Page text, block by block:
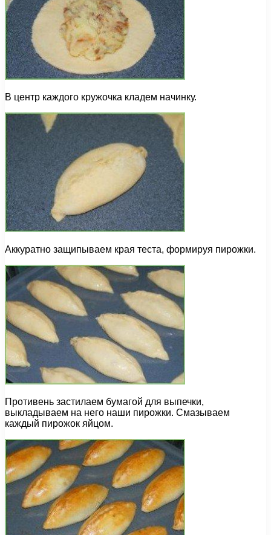
В центр каждого кружочка кладем начинку.
Аккуратно защипываем края теста, формируя пирожки.
Противень застилаем бумагой для выпечки,
выкладываем на него наши пирожки. Смазываем
каждый пирожок яйцом.